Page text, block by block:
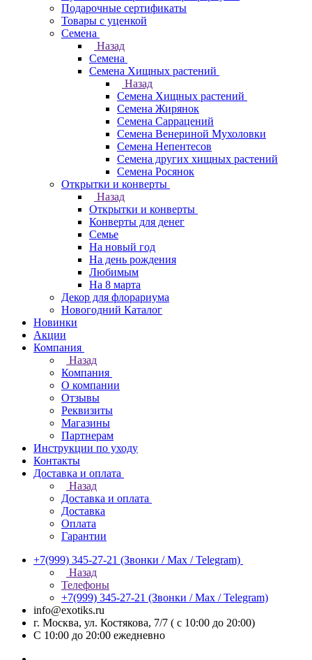
Подарочные сертификаты
Товары с уценкой
Семена
Назад
Семена
Семена Хищных растений
Назад
Семена Хищных растений
Семена Жирянок
Семена Саррацений
Семена Венериной Мухоловки
Семена Непентесов
Семена других хищных растений
Семена Росянок
Открытки и конверты
Назад
Открытки и конверты
Конверты для денег
Семье
На новый год
На день рождения
Любимым
На 8 марта
Декор для флорариума
Новогодний Каталог
Новинки
Акции
Компания
Назад
Компания
О компании
Отзывы
Реквизиты
Магазины
Партнерам
Инструкции по уходу
Контакты
Доставка и оплата
Назад
Доставка и оплата
Доставка
Оплата
Гарантии
+7(999) 345-27-21 (Звонки / Max / Telegram)
Назад
Телефоны
+7(999) 345-27-21 (Звонки / Max / Telegram)
info@exotiks.ru
г. Москва, ул. Костякова, 7/7 ( с 10:00 до 20:00)
С 10:00 до 20:00 ежедневно